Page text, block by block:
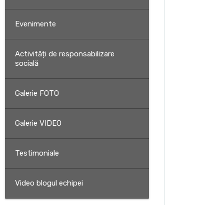
Evenimente
Activități de responsabilizare
socială
Galerie FOTO
Galerie VIDEO
Testimoniale
Video blogul echipei